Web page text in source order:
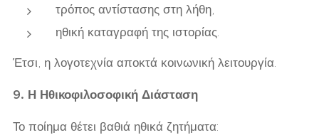
τρόπος αντίστασης στη λήθη,
ηθική καταγραφή της ιστορίας.
Έτσι, η λογοτεχνία αποκτά κοινωνική λειτουργία.
9. Η Ηθικοφιλοσοφική Διάσταση
Το ποίημα θέτει βαθιά ηθικά ζητήματα: